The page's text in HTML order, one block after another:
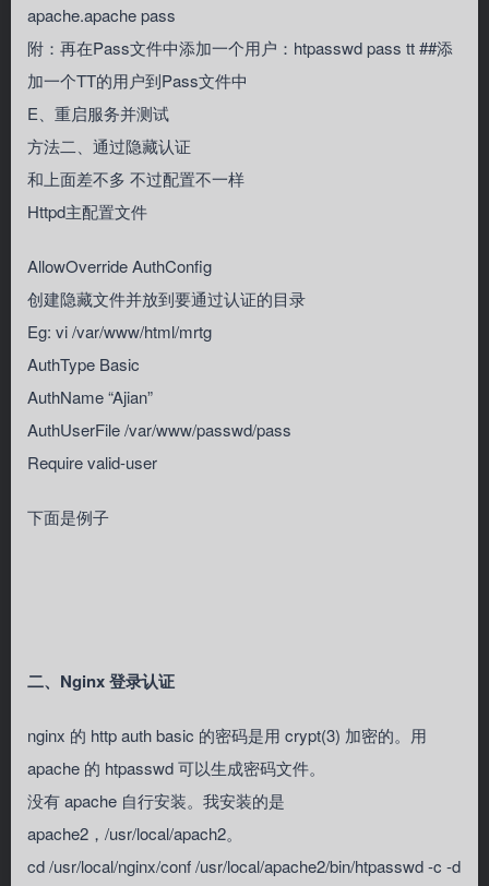
apache.apache pass
附：再在Pass文件中添加一个用户：htpasswd pass tt ##添
加一个TT的用户到Pass文件中
E、重启服务并测试
方法二、通过隐藏认证
和上面差不多 不过配置不一样
Httpd主配置文件
AllowOverride AuthConfig
创建隐藏文件并放到要通过认证的目录
Eg: vi /var/www/html/mrtg
AuthType Basic
AuthName “Ajian”
AuthUserFile /var/www/passwd/pass
Require valid-user
下面是例子
二、Nginx 登录认证
nginx 的 http auth basic 的密码是用 crypt(3) 加密的。用
apache 的 htpasswd 可以生成密码文件。
没有 apache 自行安装。我安装的是
apache2，/usr/local/apach2。
cd /usr/local/nginx/conf /usr/local/apache2/bin/htpasswd -c -d